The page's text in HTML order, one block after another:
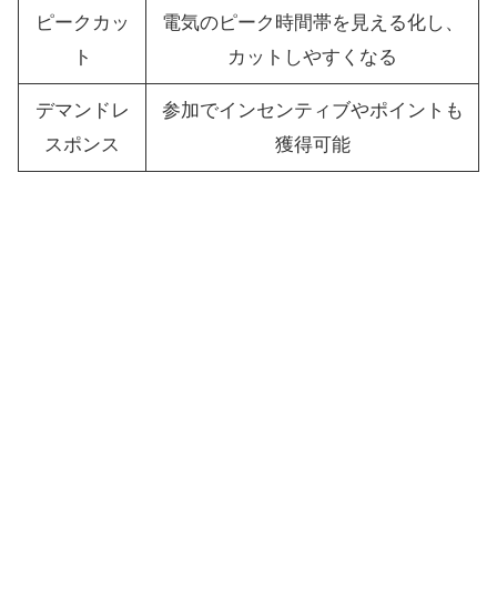
ピークカッ
ト
電気のピーク時間帯を見える化し、
カットしやすくなる
デマンドレ
スポンス
参加でインセンティブやポイントも
獲得可能